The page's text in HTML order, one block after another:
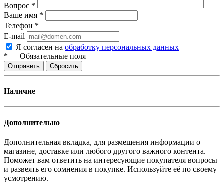
Вопрос *
Ваше имя *
Телефон *
E-mail
Я согласен на обработку персональных данных
* — Обязательные поля
Отправить Сбросить
Наличие
Дополнительно
Дополнительная вкладка, для размещения информации о
магазине, доставке или любого другого важного контента.
Поможет вам ответить на интересующие покупателя вопросы
и развеять его сомнения в покупке. Используйте её по своему
усмотрению.